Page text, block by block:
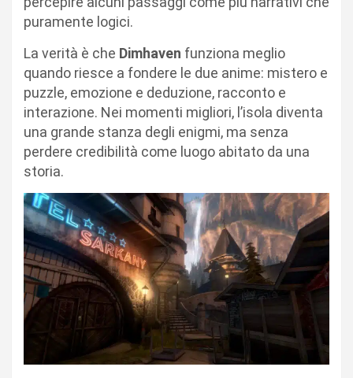
puramente logici.
La verità è che Dimhaven funziona meglio
quando riesce a fondere le due anime: mistero e
puzzle, emozione e deduzione, racconto e
interazione. Nei momenti migliori, l’isola diventa
una grande stanza degli enigmi, ma senza
perdere credibilità come luogo abitato da una
storia.